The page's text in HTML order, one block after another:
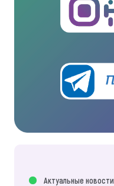
Актуальные новости